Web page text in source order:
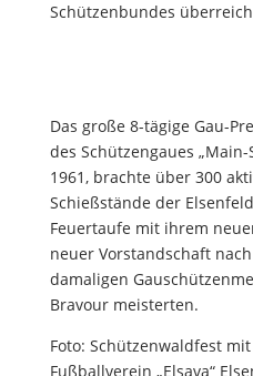
Schützenbundes
Das große 8-tägige Gau-
des Schützengaues
1961, brachte über 300
Schießstände der
Feuertaufe mit ihrem
neuer Vorstandschaft
damaligen
Bravour meisterten.
Foto: Schützenwaldfest
Fußballverein „Elsava“